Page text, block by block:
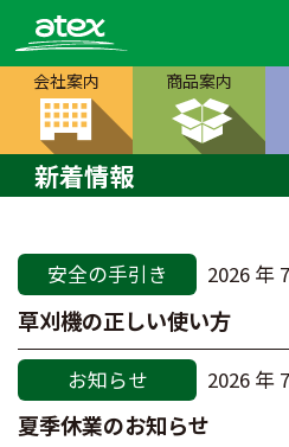
会社案内 商品案内
新着情報
安全の手引き 2026 年
草刈機の正しい使い方
お知らせ 2026 年
夏季休業のお知らせ